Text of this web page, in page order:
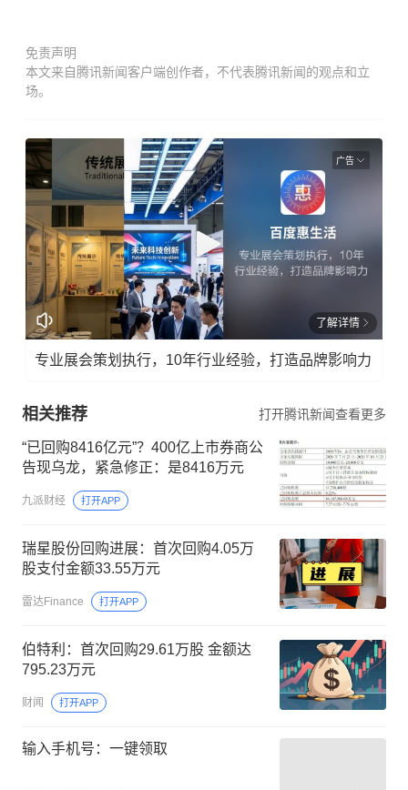
免责声明
本文来自腾讯新闻客户端创作者，不代表腾讯新闻的观点和立
场。
广告
了解详情
专业展会策划执行，10年行业经验，打造品牌影响力
相关推荐 打开腾讯新闻查看更多
“已回购8416亿元”？400亿上市券商公
告现乌龙，紧急修正：是8416万元
九派财经 打开APP
瑞星股份回购进展：首次回购4.05万
股支付金额33.55万元
雷达Finance 打开APP
伯特利：首次回购29.61万股 金额达
795.23万元
财闻 打开APP
输入手机号：一键领取